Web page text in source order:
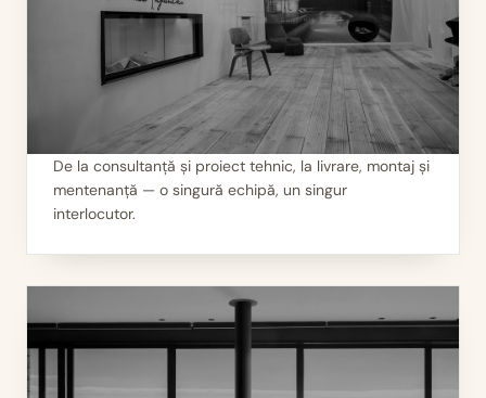
II
Servicii 360°
De la consultanță și proiect tehnic, la livrare, montaj și
mentenanță — o singură echipă, un singur
interlocutor.